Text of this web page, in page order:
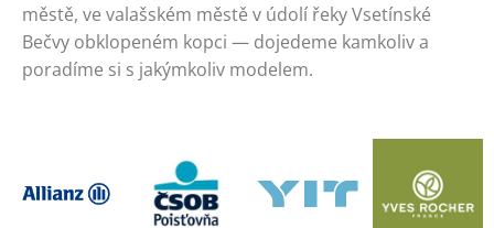
městě, ve valašském městě v údolí řeky Vsetínské
Bečvy obklopeném kopci — dojedeme kamkoliv a
poradíme si s jakýmkoliv modelem.